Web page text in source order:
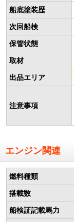
船底塗装歴
次回船検
保管状態
取材
出品エリア
注意事項
エンジン関連
燃料種類
搭載数
船検証記載馬力